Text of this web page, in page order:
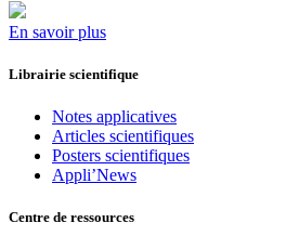
En savoir plus
Librairie scientifique
Notes applicatives
Articles scientifiques
Posters scientifiques
Appli’News
Centre de ressources